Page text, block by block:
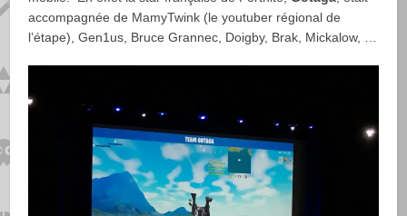
accompagnée de MamyTwink (le youtuber régional de
l’étape), Gen1us, Bruce Grannec, Doigby, Brak, Mickalow, …